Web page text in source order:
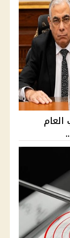
العام